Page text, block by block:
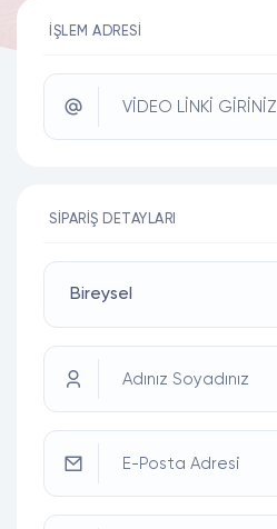
İŞLEM ADRESI
VİDEO LİNKİ GİRİNİZ
SIPARIŞ DETAYLARI
Adınız Soyadınız
E-Posta Adresi